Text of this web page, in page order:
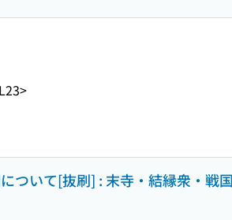
ついて[抜刷] : 末寺・結縁衆・戦